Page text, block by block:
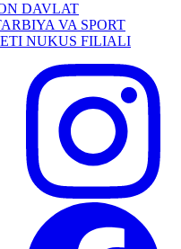
DAVLAT
VA SPORT
NUKUS FILIALI